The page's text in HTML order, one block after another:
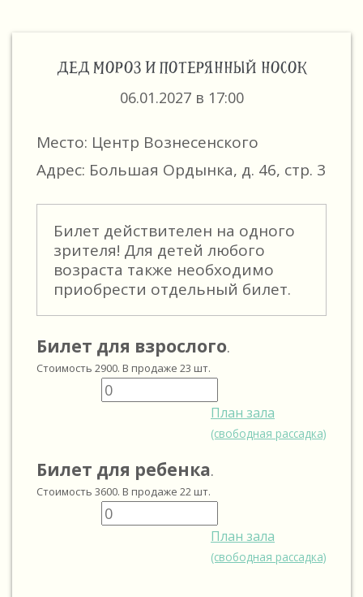
ДЕД МОРОЗ И ПОТЕРЯННЫЙ НОСОК
06.01.2027 в 17:00
Место: Центр Вознесенского
Адрес: Большая Ордынка, д. 46, стр. 3
Билет действителен на одного
зрителя! Для детей любого
возраста также необходимо
приобрести отдельный билет.
Билет для взрослого.
Стоимость 2900. В продаже 23 шт.
План зала
(свободная рассадка)
Билет для ребенка.
Стоимость 3600. В продаже 22 шт.
План зала
(свободная рассадка)